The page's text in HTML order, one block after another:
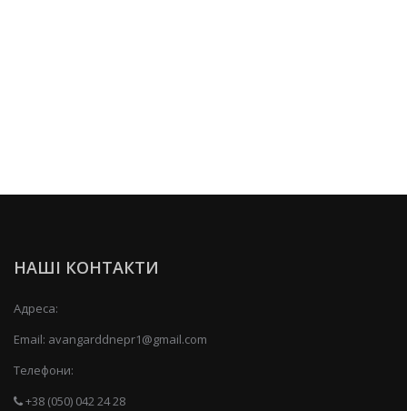
НАШІ КОНТАКТИ
Адреса:
Email: avangarddnepr1@gmail.com
Телефони:
+38 (050) 042 24 28